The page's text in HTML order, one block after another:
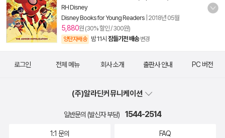
RH Disney
Disney Books for Young Readers 2018년 05월
5,880원 (30% 할인 / 300원)
양탄자배송 밤 11시 잠들기전 배송 변경
로그인 전체 메뉴 회사 소개 출판사 안내 PC 버전
(주)알라딘커뮤니케이션
일반문의 (발신자 부담) 1544-2514
1:1 문의 FAQ